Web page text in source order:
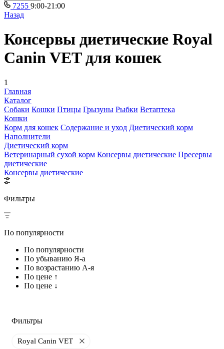
7255 9:00-21:00
Назад
Консервы диетические Royal
Canin VET для кошек
1
Главная
Каталог
Собаки Кошки Птицы Грызуны Рыбки Ветаптека
Кошки
Корм для кошек Содержание и уход Диетический корм
Наполнители
Диетический корм
Ветеринарный сухой корм Консервы диетические Пресервы
диетические
Консервы диетические
Фильтры
По популярности
По популярности
По убыванию Я-а
По возрастанию А-я
По цене ↑
По цене ↓
Фильтры
Royal Canin VET